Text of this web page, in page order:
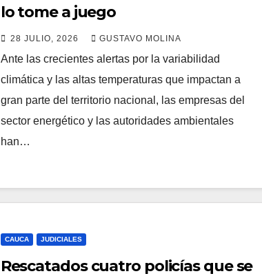
lo tome a juego
28 JULIO, 2026 GUSTAVO MOLINA
Ante las crecientes alertas por la variabilidad
climática y las altas temperaturas que impactan a
gran parte del territorio nacional, las empresas del
sector energético y las autoridades ambientales
han…
CAUCA JUDICIALES
Rescatados cuatro policías que se